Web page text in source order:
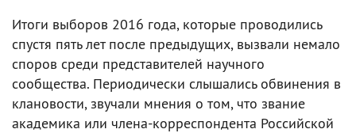
Итоги выборов 2016 года, которые проводились
спустя пять лет после предыдущих, вызвали немало
споров среди представителей научного
сообщества. Периодически слышались обвинения в
клановости, звучали мнения о том, что звание
академика или члена-корреспондента Российской